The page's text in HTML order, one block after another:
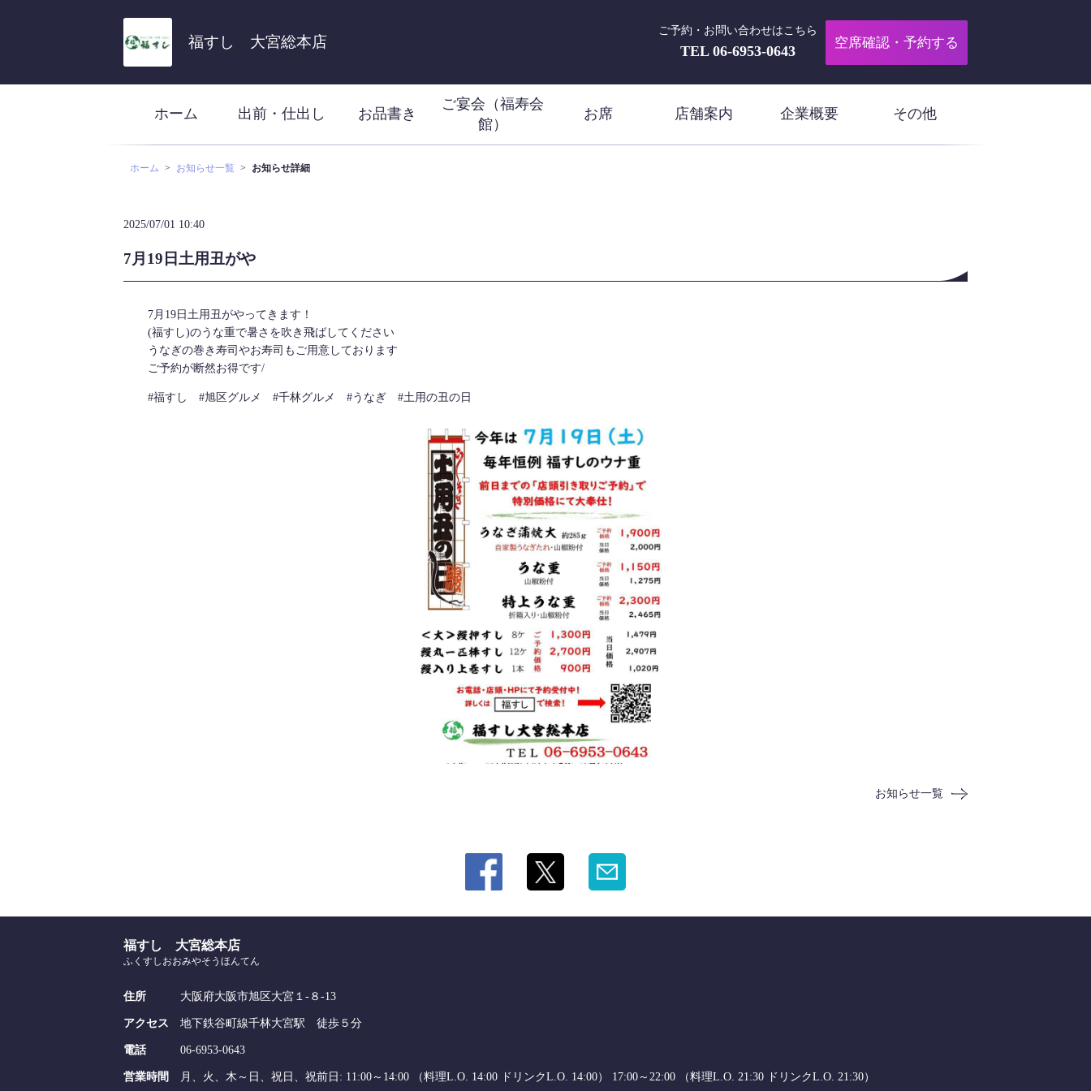
福すし 大宮総本店
ご予約・お問い合わせはこちら
TEL06-6953-0643
空席確認・予約する
ホーム 出前・仕出し お品書き
ご宴会（福寿会
館）
お席 店舗案内 企業概要 その他
ホーム お知らせ一覧 お知らせ詳細
2025/07/01 10:40
7月19日土用丑がや
7月19日土用丑がやってきます！
(福すし)のうな重で暑さを吹き飛ばしてください
うなぎの巻き寿司やお寿司もご用意しております
ご予約が断然お得です/
#福すし #旭区グルメ #千林グルメ #うなぎ #土用の丑の日
お知らせ一覧
福すし 大宮総本店
ふくすしおおみやそうほんてん
住所 大阪府大阪市旭区大宮１-８-13
アクセス 地下鉄谷町線千林大宮駅 徒歩５分
電話 06-6953-0643
営業時間 月、火、木～日、祝日、祝前日: 11:00～14:00 （料理L.O. 14:00 ドリンクL.O. 14:00） 17:00～22:00 （料理L.O. 21:30 ドリンクL.O. 21:30）